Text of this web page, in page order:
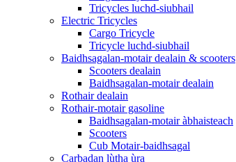
Tricycles luchd-siubhail
Electric Tricycles
Cargo Tricycle
Tricycle luchd-siubhail
Baidhsagalan-motair dealain & scooters
Scooters dealain
Baidhsagalan-motair dealain
Rothair dealain
Rothair-motair gasoline
Baidhsagalan-motair àbhaisteach
Scooters
Cub Motair-baidhsagal
Carbadan lùtha ùra